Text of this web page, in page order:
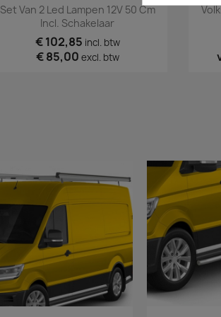
 Snel bekijken
Set Van 2 Led Lampen 12V 50 Cm
Incl. Schakelaar
€ 102,85 incl. btw
€ 85,00 excl. btw